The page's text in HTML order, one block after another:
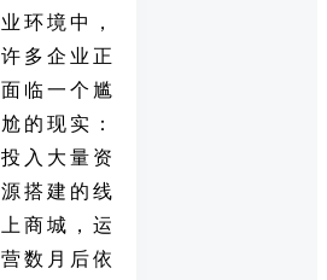
业环境中，
许多企业正
面临一个尴
尬的现实：
投入大量资
源搭建的线
上商城，运
营数月后依